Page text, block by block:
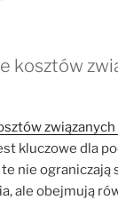
kosztów
kluczowe dla
nie ograniczają
ale obejmują